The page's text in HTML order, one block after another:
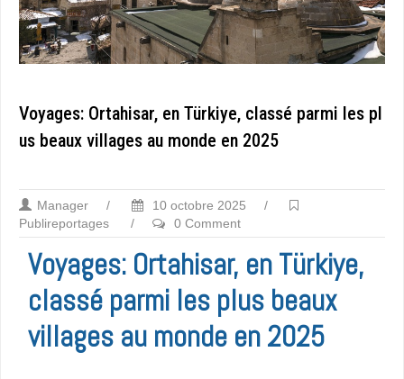
Voyages: Ortahisar, en Türkiye, classé parmi les pl
us beaux villages au monde en 2025
Manager / 10 octobre 2025
/
Publireportages
/ 0 Comment
Voyages: Ortahisar, en Türkiye,
classé parmi les plus beaux
villages au monde en 2025